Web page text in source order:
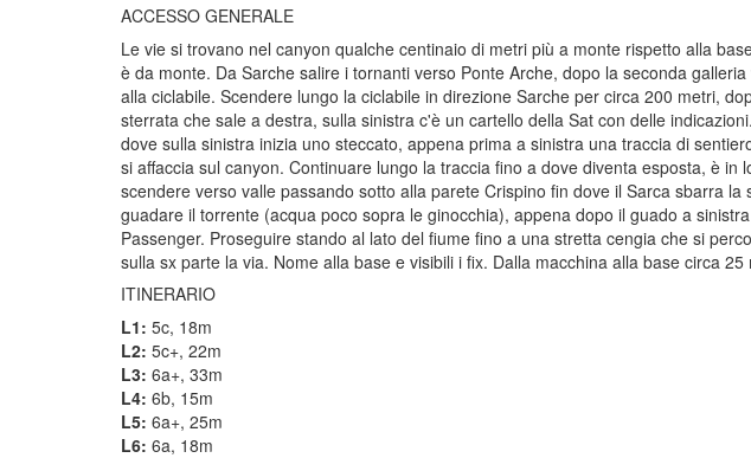
ACCESSO GENERALE
Le vie si trovano nel canyon qualche centinaio di metri più a monte rispetto alla
è da monte. Da Sarche salire i tornanti verso Ponte Arche, dopo la seconda
alla ciclabile. Scendere lungo la ciclabile in direzione Sarche per circa 200 metri,
sterrata che sale a destra, sulla sinistra c'è un cartello della Sat con delle
dove sulla sinistra inizia uno steccato, appena prima a sinistra una traccia di
si affaccia sul canyon. Continuare lungo la traccia fino a dove diventa esposta, è
scendere verso valle passando sotto alla parete Crispino fin dove il Sarca sbarra
guadare il torrente (acqua poco sopra le ginocchia), appena dopo il guado a
Passenger. Proseguire stando al lato del fiume fino a una stretta cengia che si
sulla sx parte la via. Nome alla base e visibili i fix. Dalla macchina alla base circa 25
ITINERARIO
L1: 5c, 18m
L2: 5c+, 22m
L3: 6a+, 33m
L4: 6b, 15m
L5: 6a+, 25m
L6: 6a, 18m